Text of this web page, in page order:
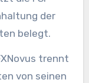
der
belegt.
trennt
von seinen